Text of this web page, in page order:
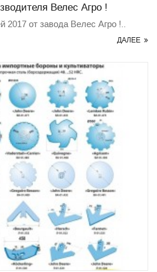
Велес Агро !
2017 от завода Велес Агро !..
ДАЛЕЕ